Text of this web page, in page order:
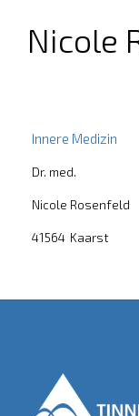
Nicole
Innere Medizin
Dr. med.
Nicole Rosenfeld
41564 Kaarst